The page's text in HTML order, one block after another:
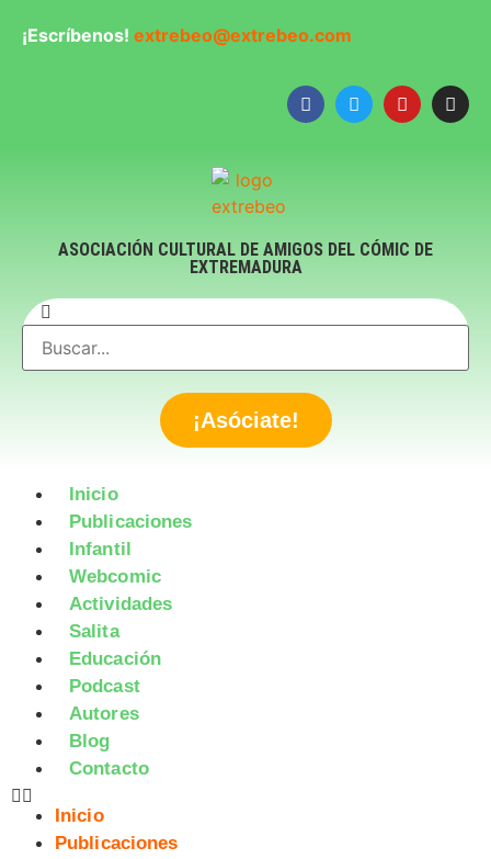
¡Escríbenos! extrebeo@extrebeo.com
ASOCIACIÓN CULTURAL DE AMIGOS DEL CÓMIC DE
EXTREMADURA
¡Asóciate!
Inicio
Publicaciones
Infantil
Webcomic
Actividades
Salita
Educación
Podcast
Autores
Blog
Contacto
Inicio
Publicaciones